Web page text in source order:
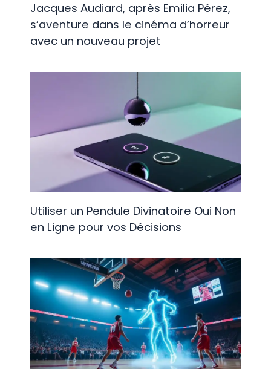
Jacques Audiard, après Emilia Pérez,
s’aventure dans le cinéma d’horreur
avec un nouveau projet
Utiliser un Pendule Divinatoire Oui Non
en Ligne pour vos Décisions